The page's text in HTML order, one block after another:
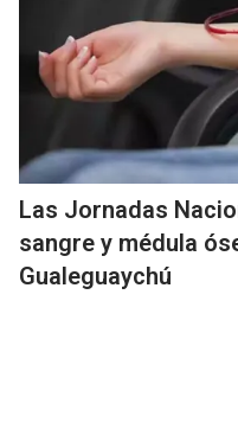
Las Jornadas
sangre y médula
Gualeguaychú